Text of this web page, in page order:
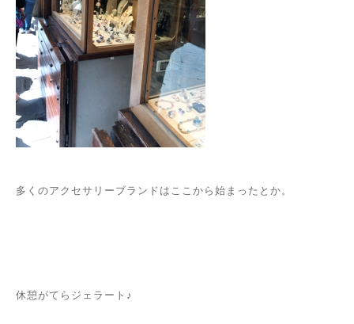
多くのアクセサリーブランドはここから始まったとか。
休憩がてらジェラート♪